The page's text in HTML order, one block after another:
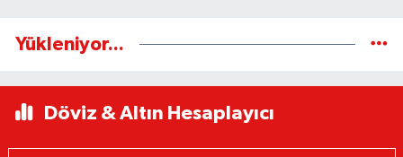
Yükleniyor...
Döviz & Altın Hesaplayıcı